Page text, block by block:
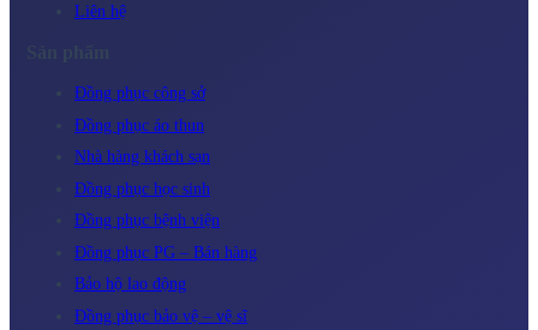
Liên hệ
Đồng phục công sở
Đồng phục áo thun
Nhà hàng khách sạn
Đồng phục học sinh
Đồng phục bệnh viện
Đồng phục PG – Bán hàng
Bảo hộ lao động
Đồng phục bảo vệ – vệ sĩ